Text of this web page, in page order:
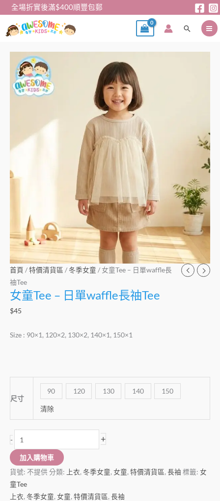
全場折實後滿$400順豐包郵
搜
首頁 /特價清貨區 /冬季女童 / 女童Tee – 日單waffle長
䄂Tee
女童Tee – 日單waffle長䄂Tee
$45
Size : 90×1, 120×2, 130×2, 140×1, 150×1
尺寸
90 120 130 140 150
清除
-
童
Tee
–
長
數
+
加入購物車
貨號: 不提供 分類: 上衣, 冬季女童, 女童, 特價清貨區, 長袖 標籤: 女
童Tee
上衣, 冬季女童, 女童, 特價清貨區, 長袖